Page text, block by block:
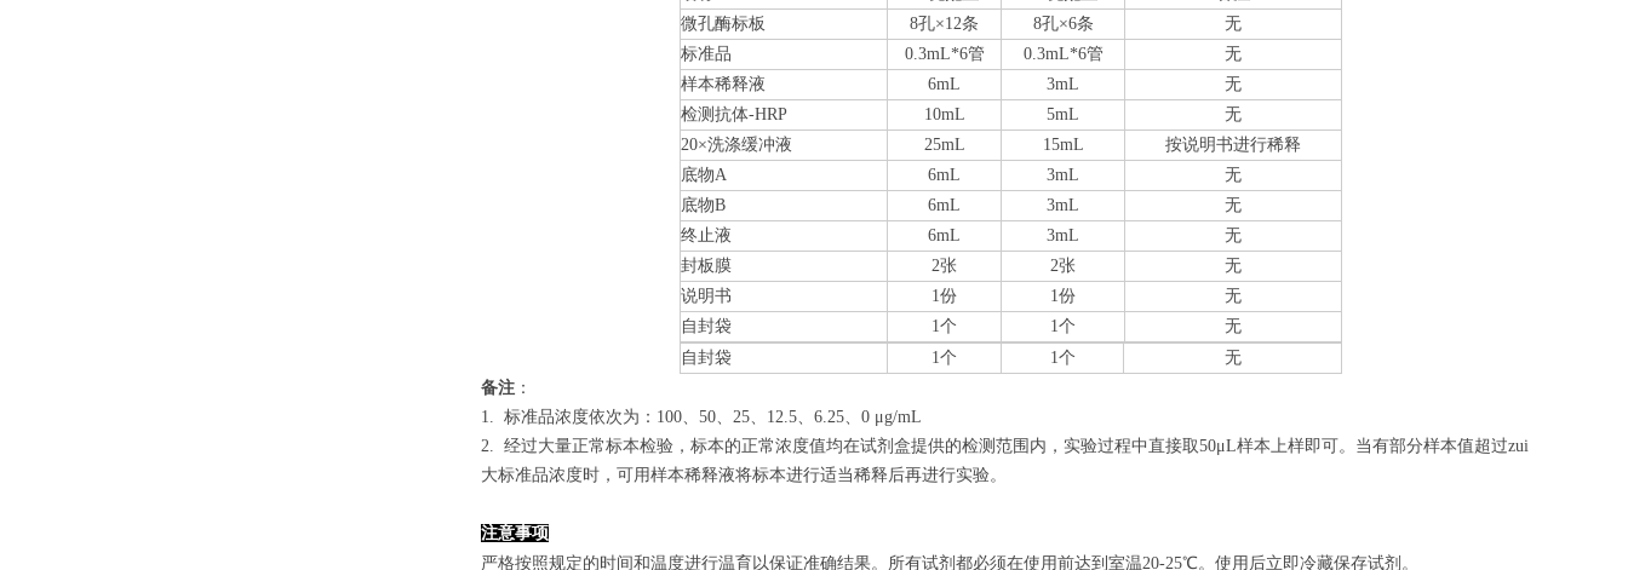
微孔酶标板
8孔×12条 8孔×6条
无
标准品
0.3mL*6管 0.3mL*6管
无
样本稀释液
6mL 3mL
无
检测抗体-HRP
10mL 5mL
无
20×洗涤缓冲液
25mL 15mL
按说明书进行稀释
底物A
6mL 3mL
无
底物B
6mL 3mL
无
终止液
6mL 3mL
无
封板膜
2张 2张
无
说明书
1份 1份
无
自封袋
1个 1个
无
自封袋
1个 1个
无
备注 ：
1. 标准品浓度依次为：100、50、25、12.5、6.25、0 μg/mL
2. 经过大量正常标本检验，标本的正常浓度值均在试剂盒提供的检测范围内，实验过程中直接取50μL样本上样即可。当有部分样本值超过zui
大标准品浓度时，可用样本稀释液将标本进行适当稀释后再进行实验。
注意事项
严格按照规定的时间和温度进行温育以保证准确结果。所有试剂都必须在使用前达到室温20-25℃。使用后立即冷藏保存试剂。